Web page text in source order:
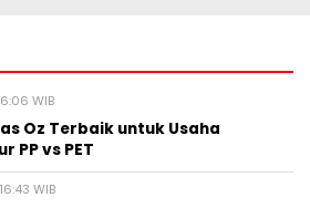
WIB
Oz Terbaik untuk Usaha
PP vs PET
WIB